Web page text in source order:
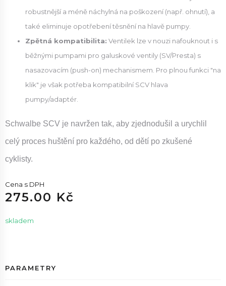
robustnější a méně náchylná na poškození (např. ohnutí), a
také eliminuje opotřebení těsnění na hlavě pumpy.
Zpětná kompatibilita: Ventilek lze v nouzi nafouknout i s
běžnými pumpami pro galuskové ventily (SV/Presta) s
nasazovacím (push-on) mechanismem. Pro plnou funkci "na
klik" je však potřeba kompatibilní SCV hlava
pumpy/adaptér.
Schwalbe SCV je navržen tak, aby zjednodušil a urychlil
celý proces huštění pro každého, od dětí po zkušené
cyklisty.
Cena s DPH
275.00 Kč
skladem
PARAMETRY